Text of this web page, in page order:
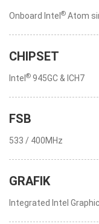
Onboard Intel ® Atom
CHIPSET
Intel ® 945GC & ICH7
FSB
533 / 400MHz
GRAFIK
Integrated Intel